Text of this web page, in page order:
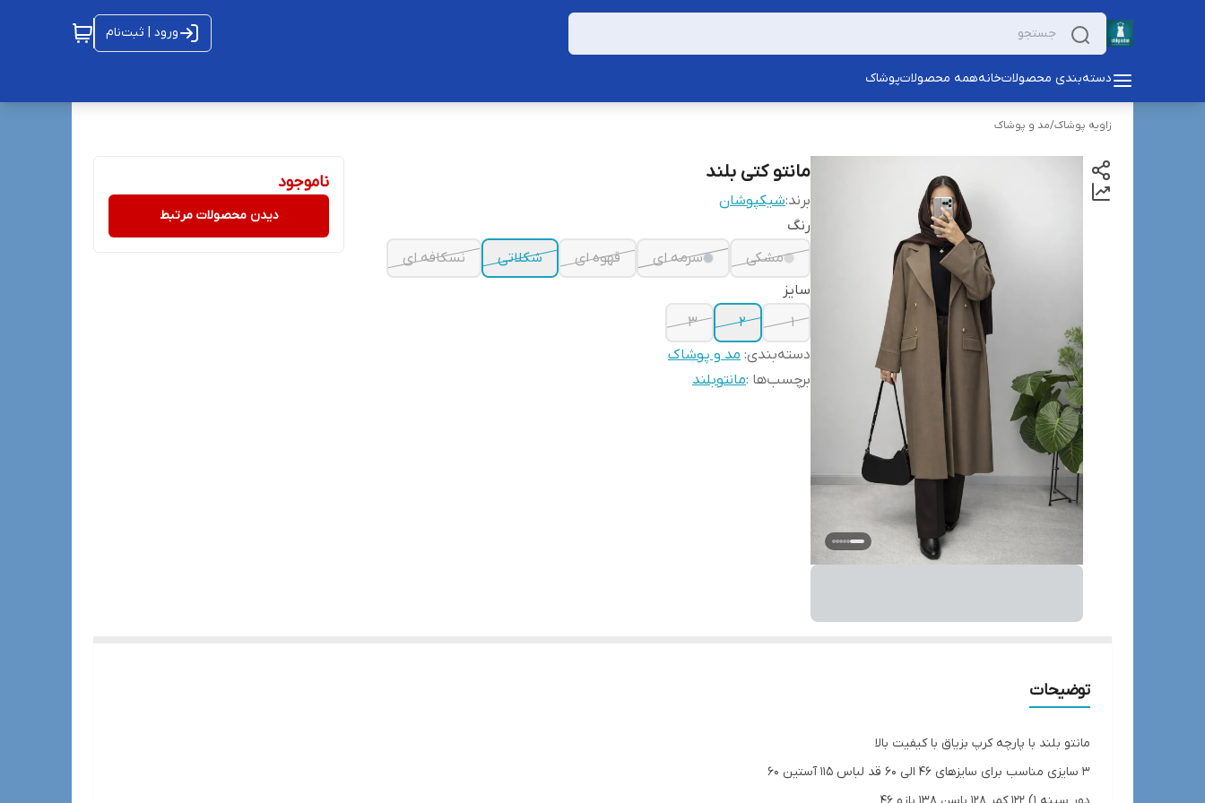
ورود | ثبت‌نام
دسته‌بندی محصولاتخانههمه محصولاتپوشاک
زاویه پوشاک/مد و پوشاک
مانتو کتی بلند
برند:شیکپوشان
رنگ
مشکی
سرمه ای قهوه ای شکلاتی
نسکافه ای
سایز
1
2
3
دسته‌بندی: مد و پوشاک
برچسب‌ها :مانتوبلند
ناموجود
دیدن محصولات مرتبط
توضیحات
مانتو بلند با پارچه کرپ بزیاق با کیفیت بالا
3 سایزی مناسب برای سایزهای 46 الی 60 قد لباس 115 آستین 60